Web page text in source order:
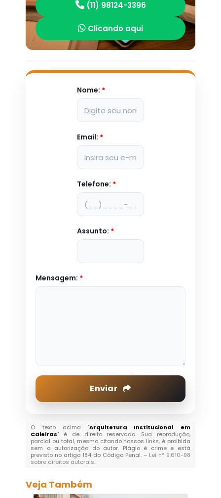
(11) 98124-3396
Clicando aqui
Nome: *
Email: *
Telefone: *
Assunto: *
Mensagem: *
Enviar
O texto acima "Arquitetura Institucional em
Caieiras" é de direito reservado. Sua reprodução,
parcial ou total, mesmo citando nossos links, é proibida
sem a autorização do autor. Plágio é crime e está
previsto no artigo 184 do Código Penal. – Lei n° 9.610-98
sobre direitos autorais.
Veja Também